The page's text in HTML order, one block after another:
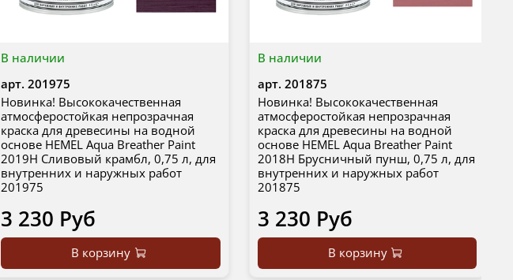
В наличии
арт.201975
Новинка! Высококачественная
атмосферостойкая непрозрачная
краска для древесины на водной
основе HEMEL Aqua Breather Paint
2019H Сливовый крамбл, 0,75 л, для
внутренних и наружных работ
201975
3 230 Руб
В корзину
В наличии
арт. 201875
Новинка! Высококачественная
атмосферостойкая непрозрачная
краска для древесины на водной
основе HEMEL Aqua Breather Paint
2018H Брусничный пунш, 0,75 л, для
внутренних и наружных работ
201875
3 230 Руб
В корзину